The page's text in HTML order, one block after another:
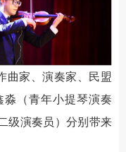
家、演奏家、民盟
（青年小提琴演奏
级演奏员）分别带来